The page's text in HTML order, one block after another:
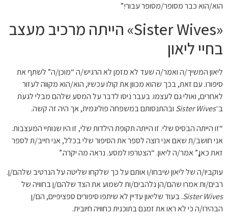
הוא/הוא כבר מסופר/מסופר עבורי.”
«Sister Wives» הייתה מרכיב מעצב
בחיי ליאון
ליאון המשיך/ה ואמר/ה שעד לא מזמן לא הרגיש/ה “מוכן/ה” לשתף את
סיפורו. עם זאת, בכך שהוא מכוון את קולו עכשיו, הוא/הוא מקווה לעזור
לאחרים, ואולי גם לעצמו. בעבר ניסו לדבר על המסע שלהם מבלי לגעת
ב־Sister Wives ובהתנסותם במשפחה פוליגמית, אך היה זה קשה.
“זו הייתה הבסיס שלי. זו הייתה תקופת הילדות שלי, זו היו שנותיי המעצבות.
אני חושב/ת שאם אני רוצה לספר את הסיפור שלי בכלל, אני חייב/ת לספר
זאת כאן,” אמר/ה ליאון. “הצטרפו למסע. נראה מה יקרה.”
עוקביו/ה של ליאון שיבחו/ו אותם על כך שלקחו שליטה על הנרטיב שלהם/ן.
רבים/ות אמרו שהם/הן נלהבים/ות לשמוע את הצד שלהם/ן בחוויה של
Sister Wives. בעוד שליאון עדיין לא שיתפו סיפורים ספציפיים, הם/ן
הבהירו/ה כי לא ראו את זמנם בתוכנית כחוויה חיובית.